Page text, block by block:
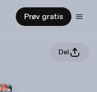
Prøv gratis
Del